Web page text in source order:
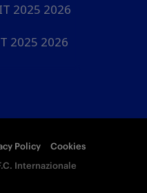
2025 2026
2025 2026
Policy
Cookies
Internazionale